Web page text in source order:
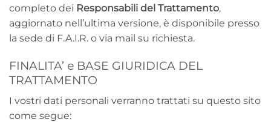
completo dei Responsabili del Trattamento,
aggiornato nell’ultima versione, è disponibile presso
la sede di F.A.I.R. o via mail su richiesta.
FINALITA’ e BASE GIURIDICA DEL
TRATTAMENTO
I vostri dati personali verranno trattati su questo sito
come segue: